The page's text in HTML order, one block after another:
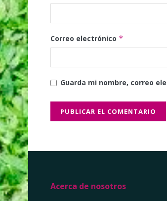
Correo electrónico *
Guarda mi nombre, correo
Acerca de nosotros